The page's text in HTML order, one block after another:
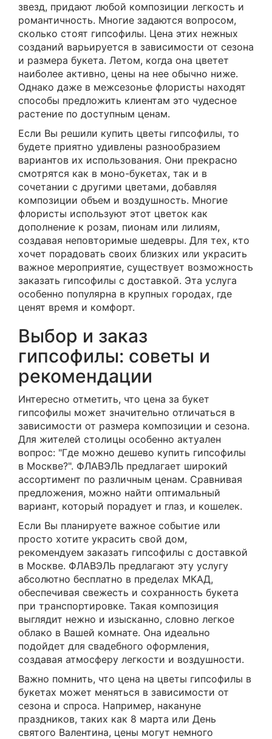
звезд, придают любой композиции легкость и
романтичность. Многие задаются вопросом,
сколько стоят гипсофилы. Цена этих нежных
созданий варьируется в зависимости от сезона
и размера букета. Летом, когда она цветет
наиболее активно, цены на нее обычно ниже.
Однако даже в межсезонье флористы находят
способы предложить клиентам это чудесное
растение по доступным ценам.
Если Вы решили купить цветы гипсофилы, то
будете приятно удивлены разнообразием
вариантов их использования. Они прекрасно
смотрятся как в моно-букетах, так и в
сочетании с другими цветами, добавляя
композиции объем и воздушность. Многие
флористы используют этот цветок как
дополнение к розам, пионам или лилиям,
создавая неповторимые шедевры. Для тех, кто
хочет порадовать своих близких или украсить
важное мероприятие, существует возможность
заказать гипсофилы с доставкой. Эта услуга
особенно популярна в крупных городах, где
ценят время и комфорт.
Выбор и заказ
гипсофилы: советы и
рекомендации
Интересно отметить, что цена за букет
гипсофилы может значительно отличаться в
зависимости от размера композиции и сезона.
Для жителей столицы особенно актуален
вопрос: "Где можно дешево купить гипсофилы
в Москве?". ФЛАВЭЛЬ предлагает широкий
ассортимент по различным ценам. Сравнивая
предложения, можно найти оптимальный
вариант, который порадует и глаз, и кошелек.
Если Вы планируете важное событие или
просто хотите украсить свой дом,
рекомендуем заказать гипсофилы с доставкой
в Москве. ФЛАВЭЛЬ предлагают эту услугу
абсолютно бесплатно в пределах МКАД,
обеспечивая свежесть и сохранность букета
при транспортировке. Такая композиция
выглядит нежно и изысканно, словно легкое
облако в Вашей комнате. Она идеально
подойдет для свадебного оформления,
создавая атмосферу легкости и воздушности.
Важно помнить, что цена на цветы гипсофилы в
букетах может меняться в зависимости от
сезона и спроса. Например, накануне
праздников, таких как 8 марта или День
святого Валентина, цены могут немного